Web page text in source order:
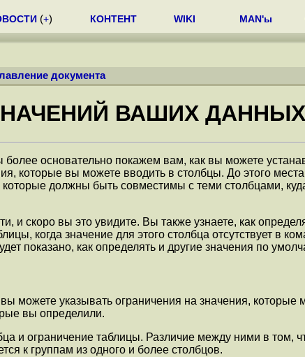
(+) КОНТЕНТ WIKI MAN'ы
документа
ВАШИХ ДАННЫХ
основательно покажем вам, как вы можете
которые вы можете вводить в столбцы. До этого
должны быть совместимы с теми столбцами,
и скоро вы это увидите. Вы также узнаете, как
когда значение для этого столбца отсутствует в
показано, как определять и другие значения по
можете указывать ограничения на значения,
вы определили.
и ограничение таблицы. Различие между ними в том,
к группам из одного и более столбцов.